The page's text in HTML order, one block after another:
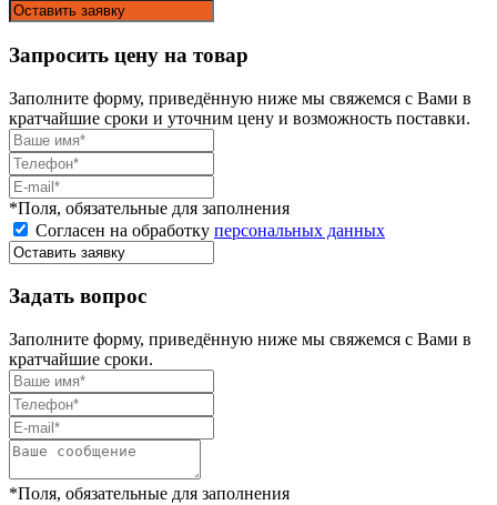
Запросить цену на товар
Заполните форму, приведённую ниже мы свяжемся с Вами в
кратчайшие сроки и уточним цену и возможность поставки.
*Поля, обязательные для заполнения
Согласен на обработку персональных данных
Задать вопрос
Заполните форму, приведённую ниже мы свяжемся с Вами в
кратчайшие сроки.
*Поля, обязательные для заполнения